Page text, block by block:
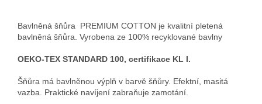
Bavlněná šňůra PREMIUM COTTON je kvalitní pletená
bavlněná šňůra. Vyrobena ze 100% recyklované bavlny
OEKO-TEX STANDARD 100, certifikace KL I.
Šňůra má bavlněnou výplň v barvě šňůry. Efektní, masitá
vazba. Praktické navíjení zabraňuje zamotání.